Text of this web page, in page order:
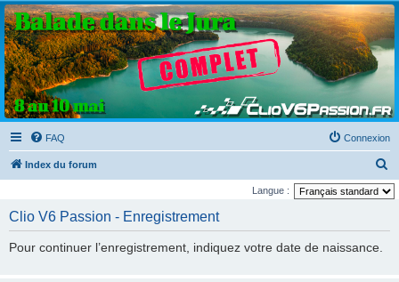
Clio V6 Passion
Le site français des passionnés de Clio V6
FAQ Connexion
Index du forum
e
h
Langue :
Clio V6 Passion - Enregistrement
Pour continuer l’enregistrement, indiquez votre date de naissance.